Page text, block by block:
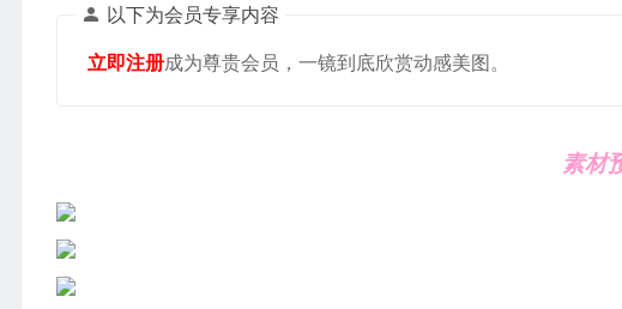
以下为会员专享内容
立即注册成为尊贵会员，一镜到底欣赏动感美图。
素材